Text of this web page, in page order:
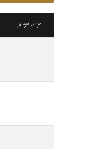
メディア